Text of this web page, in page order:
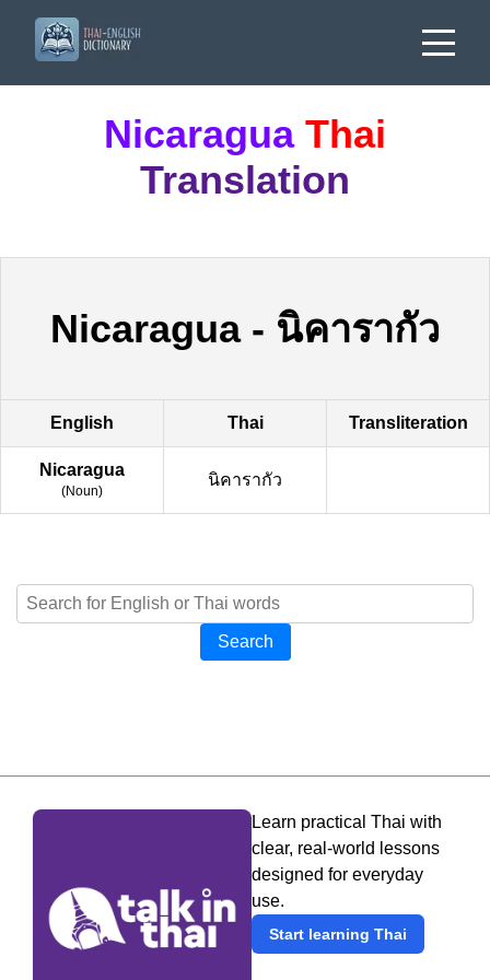
Nicaragua Thai
Translation
Nicaragua- นิคารากัว
English Thai Transliteration
Nicaragua
(Noun)
นิคารากัว
Search
Learn practical Thai with
clear, real-world lessons
designed for everyday
use.
Start learning Thai